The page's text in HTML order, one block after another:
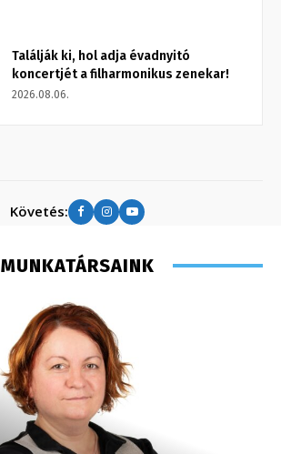
Találják ki, hol adja évadnyitó
koncertjét a filharmonikus zenekar!
2026.08.06.
Követés:
MUNKATÁRSAINK